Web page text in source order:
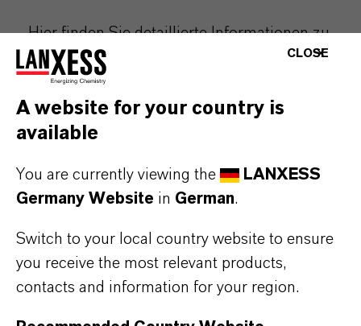
Hier finden Sie detaillierte Informationen zu
unseren allgemeinen Einkaufs- und
Verkaufsbedingungen sowie relevante
Dokumente für unsere Geschäftspartner.
EINKAUFS- UND
VERKAUFSBEDINGUNGEN
Verkaufsbedingungen
Allgemeine Einkaufsbedingungen
CLOSE
A website for your country is
available
You are currently viewing the
LANXESS
Germany Website in German.
Switch to your local country website to ensure
you receive the most relevant products,
contacts and information for your region.